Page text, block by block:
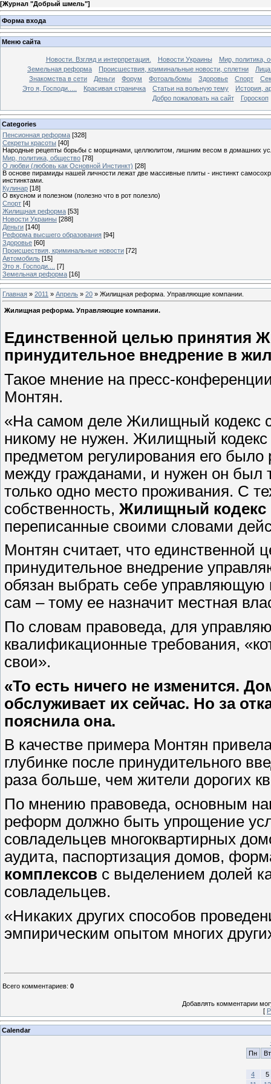
[Журнал "Добрый шмель"]
Форма входа
Меню сайта
Новости. Взгляд и интерпретация. Новости Украины
Мир, политика,
Земельная реформа
Происшествия, криминальные новости, сплетни
Лица
Знакомства в сети
Деньги Форум Фотоальбомы Здоровье Спорт
Это я, Господи.....
Красивая страничка Статьи на вольную тему
История,
Добро пожаловать на сайт
Гороскоп
Categories
Пенсионная реформа [328]
Секреты красоты [40]
Народные рецепты борьбы с морщинами, целлюлитом, лишним весом в домашних
Мир, политика, общество [78]
О любви (любовь как Основной Инстинкт) [28]
В основе пирамиды нашей личности лежат две массивные плиты - инстинкт
инстинктами.
Кулинар [18]
О вкусном и полезном (полезно что в рот полезло)
Спорт [4]
Жилищная реформа [53]
Новости Украины [288]
Деньги [140]
Реформа высшего образования [94]
Здоровье [60]
Происшествия, криминальные новости [72]
Автомобиль [15]
Это я, Господи....
[7]
Земельная реформа [16]
Главная » 2011 » Апрель » 20 » Жилищная реформа. Управляющие компании.
Жилищная реформа. Управляющие компании.
Единственной целью принятия
принудительное внедрение в
Такое мнение на пресс-
Монтян.
«На самом деле Жилищный кодекс
никому не нужен. Жилищный кодекс
предметом регулирования его было
между гражданами, и нужен он был
только одно место проживания. С
собственность, Жилищный кодекс
переписанные своими словами
Монтян считает, что единственной
принудительное внедрение
обязан выбрать себе управляющую
сам – тому ее назначит местная
По словам правоведа, для
квалификационные требования,
свои».
«То есть ничего не изменится.
обслуживает их сейчас. Но за
пояснила она.
В качестве примера Монтян
глубинке после принудительного
раза больше, чем жители дорогих
По мнению правоведа, основным
реформ должно быть упрощение
совладельцев многоквартирных
аудита, паспортизация домов,
комплексов с выделением долей
совладельцев.
«Никаких других способов
эмпирическим опытом многих
Всего комментариев: 0
Добавлять комментарии
[
Calendar
Пн
Вт
4
5